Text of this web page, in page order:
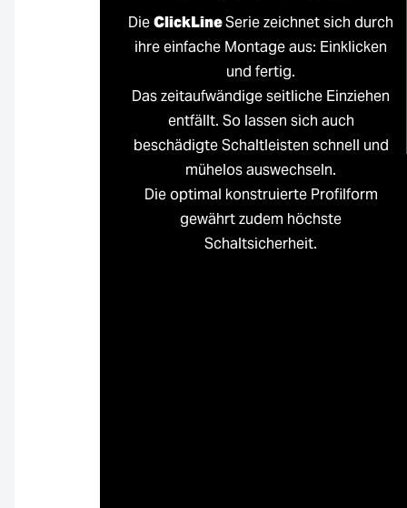
DieClickLineSerie zeichnet sich durch
ihre einfache Montage aus: Einklicken
und fertig.
Das zeitaufwändige seitliche Einziehen
entfällt. So lassen sich auch
beschädigte Schaltleisten schnell und
mühelos auswechseln.
Die optimal konstruierte Profilform
gewährt zudem höchste
Schaltsicherheit.